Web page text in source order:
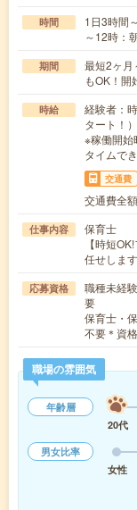
時間
1日3時間
～12時：
期間
最短2ヶ
もOK！開
時給
経験者：
タート！
※稼働開
タイムで
交通費
交通費全
仕事内容
保育士
【時短
任せしま
応募資格
職種未経
要
保育士・
不要＊資
職場の雰囲気
年齢層
20代
男女比率
女性